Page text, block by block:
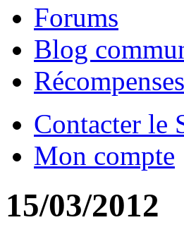
Forums
Blog
Contacter le
Mon compte
15/03/2012